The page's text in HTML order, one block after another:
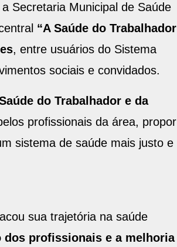
Secretaria Municipal de Saúde
“A Saúde do Trabalhador
, entre usuários do Sistema
sociais e convidados.
do Trabalhador e da
profissionais da área, propor
sistema de saúde mais justo e
sua trajetória na saúde
profissionais e a melhoria